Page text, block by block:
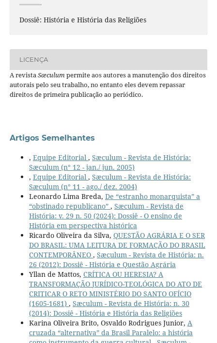
Dossiê: História e História das Religiões
LICENÇA
A revistaSæculumpermite aos autores a manutenção dos direitos
autorais pelo seu trabalho, no entanto eles devem repassar
direitos de primeira publicação ao periódico.
Artigos Semelhantes
, Equipe Editorial , Sæculum - Revista de História:
Sæculum (n° 12 - jan./ jun. 2005)
, Equipe Editorial , Sæculum - Revista de História:
Sæculum (n° 11 - ago./ dez. 2004)
Leonardo Lima Breda, De “estranho monarquista” a
“obstinado republicano” , Sæculum - Revista de
História: v. 29 n. 50 (2024): Dossiê - O ensino de
História em perspectiva histórica
Ricardo Oliveira da Silva, QUESTÃO AGRÁRIA E O SER
DO BRASIL: UMA LEITURA DE FORMAÇÃO DO BRASIL
CONTEMPORÂNEO , Sæculum - Revista de História: n.
26 (2012): Dossiê - História e Questão Agrária
Yllan de Mattos, CRÍTICA OU HERESIA? A
TRANSFORMAÇÃO JURÍDICO-TEOLÓGICA DO ATO DE
CRITICAR O RETO MINISTÉRIO DO SANTO OFÍCIO
(1605-1681) , Sæculum - Revista de História: n. 30
(2014): Dossiê - História e História das Religiões
Karina Oliveira Brito, Osvaldo Rodrigues Junior, A
cruzada “alternativa” da Brasil Paralelo: a história